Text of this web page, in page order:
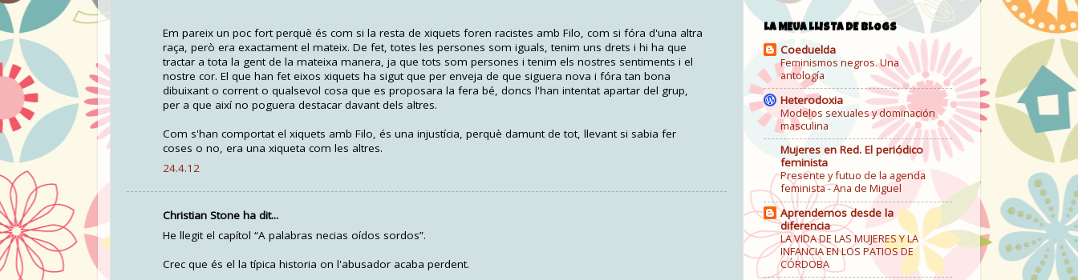
Em pareix un poc fort perquè és com si la resta de xiquets foren racistes amb Filo, com si fóra d'una altra
raça, però era exactament el mateix. De fet, totes les persones som iguals, tenim uns drets i hi ha que
tractar a tota la gent de la mateixa manera, ja que tots som persones i tenim els nostres sentiments i el
nostre cor. El que han fet eixos xiquets ha sigut que per enveja de que siguera nova i fóra tan bona
dibuixant o corrent o qualsevol cosa que es proposara la fera bé, doncs l'han intentat apartar del grup,
per a que així no poguera destacar davant dels altres.
Com s'han comportat el xiquets amb Filo, és una injustícia, perquè damunt de tot, llevant si sabia fer
coses o no, era una xiqueta com les altres.
24.4.12
Christian Stone ha dit...
He llegit el capítol “A palabras necias oídos sordos”.
Crec que és el la típica historia on l'abusador acaba perdent.
LA MEUA LLISTA DE BLOGS
Coeduelda
Feminismos negros. Una
antología
Heterodoxia
Modelos sexuales y dominación
masculina
Mujeres en Red. El periódico
feminista
Presente y futuo de la agenda
feminista - Ana de Miguel
Aprendemos desde la
diferencia
LA VIDA DE LAS MUJERES Y LA
INFANCIA EN LOS PATIOS DE
CÓRDOBA